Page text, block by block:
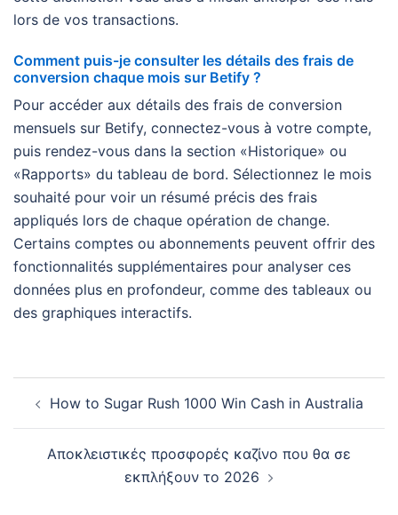
lors de vos transactions.
Comment puis-je consulter les détails des frais de
conversion chaque mois sur Betify ?
Pour accéder aux détails des frais de conversion
mensuels sur Betify, connectez-vous à votre compte,
puis rendez-vous dans la section «Historique» ou
«Rapports» du tableau de bord. Sélectionnez le mois
souhaité pour voir un résumé précis des frais
appliqués lors de chaque opération de change.
Certains comptes ou abonnements peuvent offrir des
fonctionnalités supplémentaires pour analyser ces
données plus en profondeur, comme des tableaux ou
des graphiques interactifs.
de
How to Sugar Rush 1000 Win Cash in Australia
Αποκλειστικές προσφορές καζίνο που θα σε
εκπλήξουν το 2026